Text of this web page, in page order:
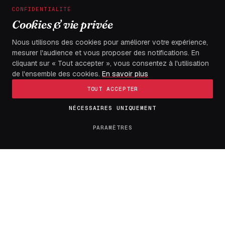
SANTÉ
SOCIÉTÉ
SPORT
TECH
TOGO
CONFIDENTIALITÉ
Cookies & vie privée
Nous utilisons des cookies pour améliorer votre expérience,
mesurer l'audience et vous proposer des notifications. En
cliquant sur « Tout accepter », vous consentez à l'utilisation
de l'ensemble des cookies. En savoir plus
TOUT ACCEPTER
NÉCESSAIRES UNIQUEMENT
PARAMÈTRES